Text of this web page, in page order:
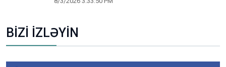
BİZİ İZLƏYİN